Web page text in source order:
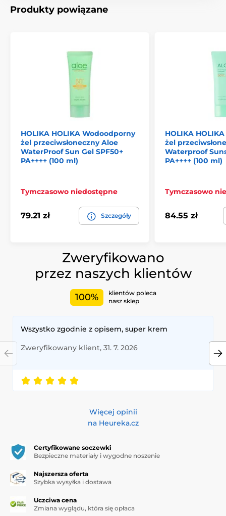
Produkty powiązane
HOLIKA HOLIKA Wodoodporny
żel przeciwsłoneczny Aloe
WaterProof Sun Gel SPF50+
PA++++ (100 ml)
Tymczasowo niedostępne
79.21 zł Szczegóły
HOLIKA
żel
Waterproof
PA++++ (100 ml)
Tymczasowo
84.55 zł
Zweryfikowano
przez naszych klientów
100%
klientów poleca
nasz sklep
Wszystko zgodnie z opisem, super krem
Zweryfikowany klient, 31. 7. 2026
Więcej opinii
na Heureka.cz
Certyfikowane soczewki
Bezpieczne materiały i wygodne noszenie
Najszersza oferta
Szybka wysyłka i dostawa
Uczciwa cena
Zmiana wyglądu, która się opłaca